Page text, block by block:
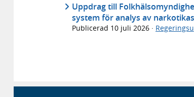
Uppdrag till
system för analys av
Publicerad 10 juli 2026 ·